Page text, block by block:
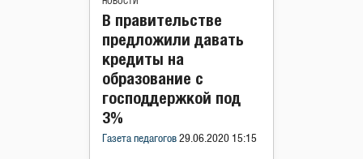
В правительстве
предложили давать
кредиты на
образование с
господдержкой под
3%
Газета педагогов 29.06.2020 15:15